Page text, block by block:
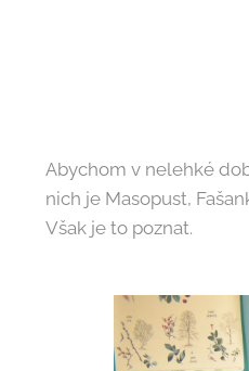
Abychom v nelehké
nich je Masopust,
Však je to poznat.